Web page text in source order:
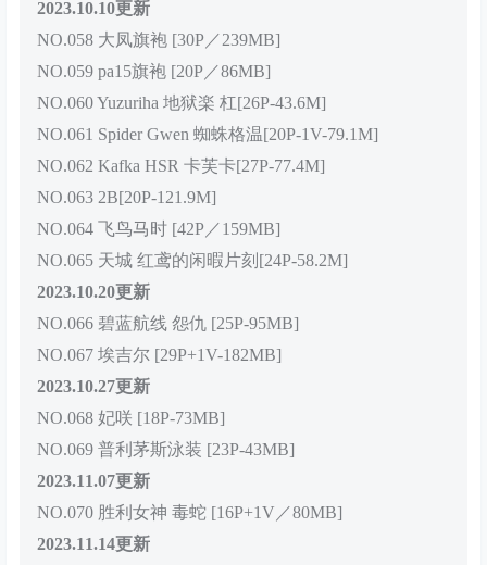
2023.10.10更新
NO.058 大凤旗袍 [30P／239MB]
NO.059 pa15旗袍 [20P／86MB]
NO.060 Yuzuriha 地狱楽 杠[26P-43.6M]
NO.061 Spider Gwen 蜘蛛格温[20P-1V-79.1M]
NO.062 Kafka HSR 卡芙卡[27P-77.4M]
NO.063 2B[20P-121.9M]
NO.064 飞鸟马时 [42P／159MB]
NO.065 天城 红鸢的闲暇片刻[24P-58.2M]
2023.10.20更新
NO.066 碧蓝航线 怨仇 [25P-95MB]
NO.067 埃吉尔 [29P+1V-182MB]
2023.10.27更新
NO.068 妃咲 [18P-73MB]
NO.069 普利茅斯泳装 [23P-43MB]
2023.11.07更新
NO.070 胜利女神 毒蛇 [16P+1V／80MB]
2023.11.14更新